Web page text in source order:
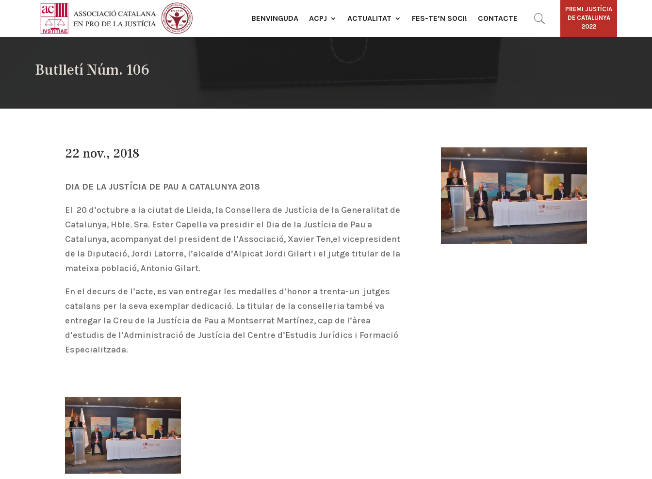
BENVINGUDA ACPJ ACTUALITAT FES-TE’N SOCI! CONTACTE
PREMI JUSTÍCIA
DE CATALUNYA
2022
Butlletí Núm. 106
22 nov., 2018
DIA DE LA JUSTÍCIA DE PAU A CATALUNYA 2018
El 20 d’octubre a la ciutat de Lleida, la Consellera de Justícia de la Generalitat de
Catalunya, Hble. Sra. Ester Capella va presidir el Dia de la Justícia de Pau a
Catalunya, acompanyat del president de l’Associació, Xavier Ten,el vicepresident
de la Diputació, Jordi Latorre, l’alcalde d’Alpicat Jordi Gilart i el jutge titular de la
mateixa població, Antonio Gilart.
En el decurs de l’acte, es van entregar les medalles d’honor a trenta-un jutges
catalans per la seva exemplar dedicació. La titular de la conselleria també va
entregar la Creu de la Justícia de Pau a Montserrat Martínez, cap de l’àrea
d’estudis de l’Administració de Justícia del Centre d’Estudis Jurídics i Formació
Especialitzada.